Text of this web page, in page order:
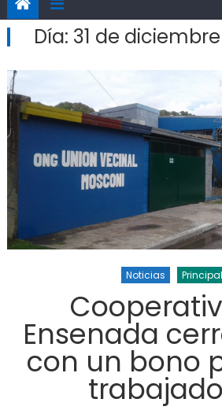
Día: 31 de
Noticias Principal
Ensenada
con un bono